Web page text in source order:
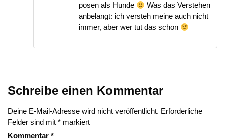
posen als Hunde
Was das Verstehen
anbelangt: ich versteh meine auch nicht
immer, aber wer tut das schon
Schreibe einen Kommentar
Deine E-Mail-Adresse wird nicht veröffentlicht. Erforderliche
Felder sind mit * markiert
Kommentar *